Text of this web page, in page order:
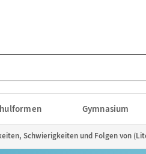
Gymnasium
Schwierigkeiten und Folgen von